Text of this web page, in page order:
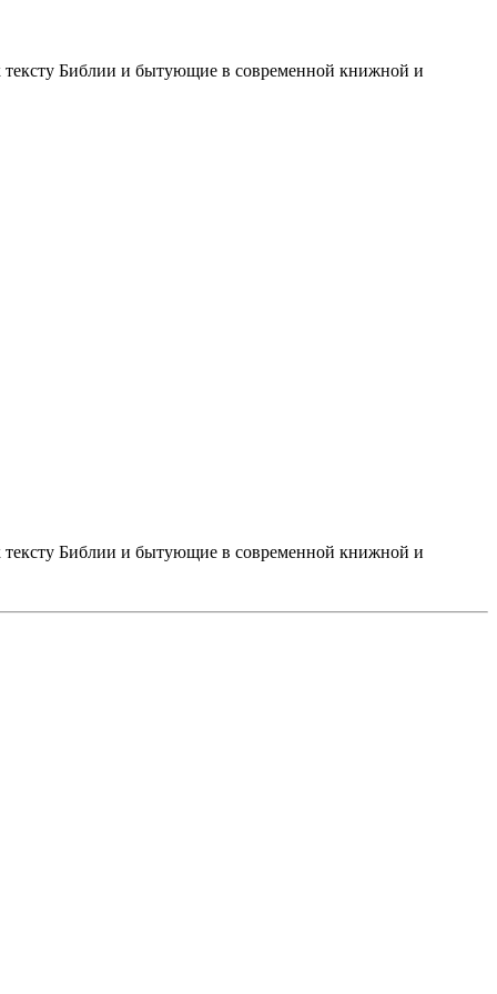
тексту Библии и бытующие в современной книжной и
тексту Библии и бытующие в современной книжной и